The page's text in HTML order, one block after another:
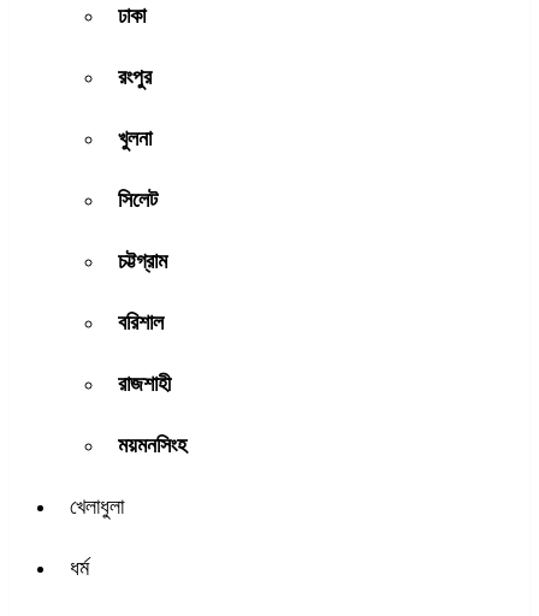
ঢাকা
রংপুর
খুলনা
সিলেট
চট্টগ্রাম
বরিশাল
রাজশাহী
ময়মনসিংহ
খেলাধুলা
ধর্ম